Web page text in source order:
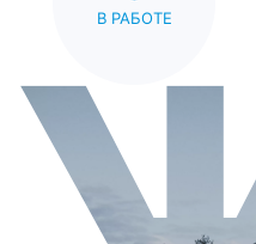
В РАБОТЕ